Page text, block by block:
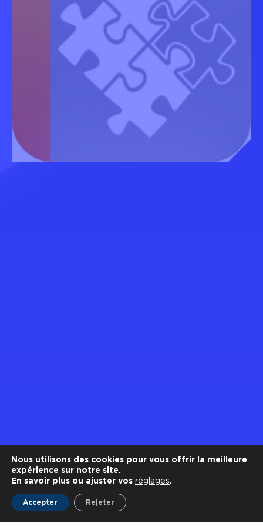
Nous utilisons des cookies pour vous offrir la meilleure
expérience sur notre site.
En savoir plus ou ajuster vos réglages.
Accepter Rejeter